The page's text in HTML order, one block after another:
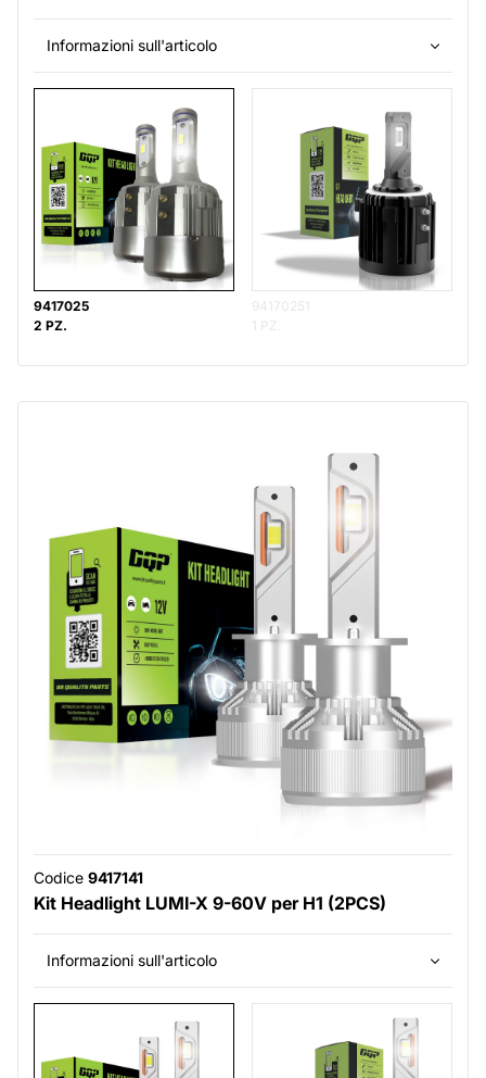
Informazioni sull'articolo
9417025
2 PZ.
94170251
1 PZ.
Codice 9417141
Kit Headlight LUMI-X 9-60V per H1 (2PCS)
Informazioni sull'articolo